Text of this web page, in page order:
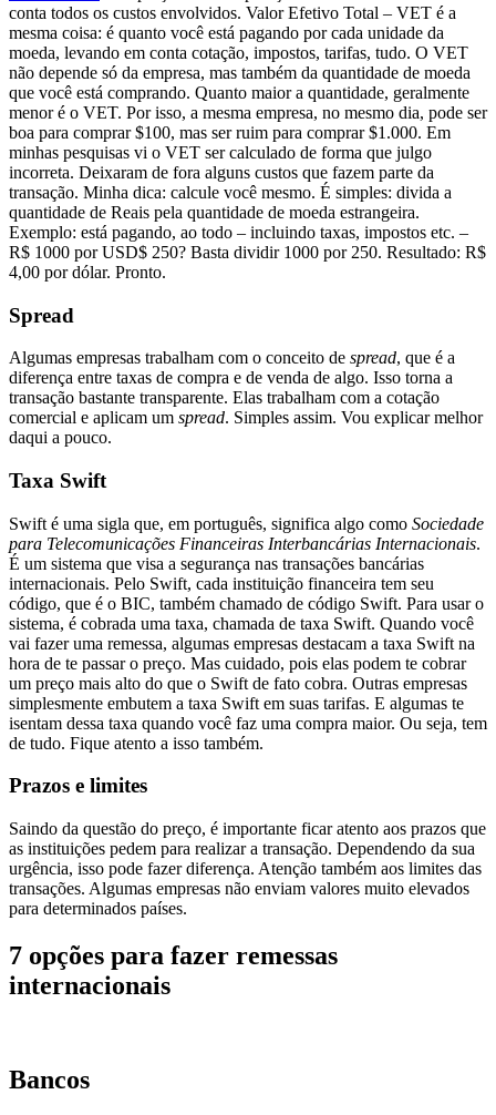
conta todos os custos envolvidos. Valor Efetivo Total – VET é a
mesma coisa: é quanto você está pagando por cada unidade da
moeda, levando em conta cotação, impostos, tarifas, tudo. O VET
não depende só da empresa, mas também da quantidade de moeda
que você está comprando. Quanto maior a quantidade, geralmente
menor é o VET. Por isso, a mesma empresa, no mesmo dia, pode ser
boa para comprar $100, mas ser ruim para comprar $1.000. Em
minhas pesquisas vi o VET ser calculado de forma que julgo
incorreta. Deixaram de fora alguns custos que fazem parte da
transação. Minha dica: calcule você mesmo. É simples: divida a
quantidade de Reais pela quantidade de moeda estrangeira.
Exemplo: está pagando, ao todo – incluindo taxas, impostos etc. –
R$ 1000 por USD$ 250? Basta dividir 1000 por 250. Resultado: R$
4,00 por dólar. Pronto.
Spread
Algumas empresas trabalham com o conceito de spread, que é a
diferença entre taxas de compra e de venda de algo. Isso torna a
transação bastante transparente. Elas trabalham com a cotação
comercial e aplicam um spread. Simples assim. Vou explicar melhor
daqui a pouco.
Taxa Swift
Swift é uma sigla que, em português, significa algo como Sociedade
para Telecomunicações Financeiras Interbancárias Internacionais.
É um sistema que visa a segurança nas transações bancárias
internacionais. Pelo Swift, cada instituição financeira tem seu
código, que é o BIC, também chamado de código Swift. Para usar o
sistema, é cobrada uma taxa, chamada de taxa Swift. Quando você
vai fazer uma remessa, algumas empresas destacam a taxa Swift na
hora de te passar o preço. Mas cuidado, pois elas podem te cobrar
um preço mais alto do que o Swift de fato cobra. Outras empresas
simplesmente embutem a taxa Swift em suas tarifas. E algumas te
isentam dessa taxa quando você faz uma compra maior. Ou seja, tem
de tudo. Fique atento a isso também.
Prazos e limites
Saindo da questão do preço, é importante ficar atento aos prazos que
as instituições pedem para realizar a transação. Dependendo da sua
urgência, isso pode fazer diferença. Atenção também aos limites das
transações. Algumas empresas não enviam valores muito elevados
para determinados países.
7 opções para fazer remessas
internacionais
Bancos